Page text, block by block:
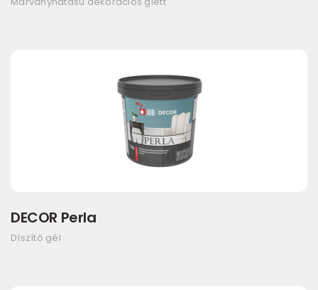
DECOR Perla
Díszítő gél